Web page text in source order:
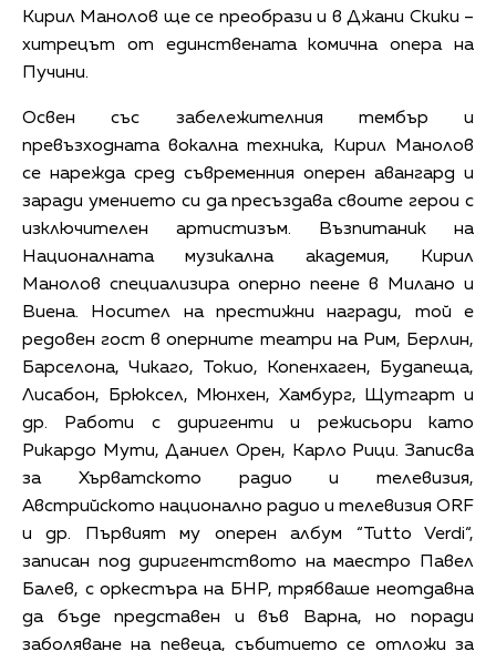
Кирил Манолов ще се преобрази и в Джани Скики –
хитрецът от единствената комична опера на
Пучини.
Освен със забележителния тембър и
превъзходната вокална техника, Кирил Манолов
се нарежда сред съвременния оперен авангард и
заради умението си да пресъздава своите герои с
изключителен артистизъм. Възпитаник на
Националната музикална академия, Кирил
Манолов специализира оперно пеене в Милано и
Виена. Носител на престижни награди, той е
редовен гост в оперните театри на Рим, Берлин,
Барселона, Чикаго, Токио, Копенхаген, Будапеща,
Лисабон, Брюксел, Мюнхен, Хамбург, Щутгарт и
др. Работи с диригенти и режисьори като
Рикардо Мути, Даниел Орен, Карло Рици. Записва
за Хърватското радио и телевизия,
Австрийското национално радио и телевизия ОRF
и др. Първият му оперен албум “Tutto Verdi“,
записан под диригентството на маестро Павел
Балев, с оркестъра на БНР, трябваше неотдавна
да бъде представен и във Варна, но поради
заболяване на певеца, събитието се отложи за